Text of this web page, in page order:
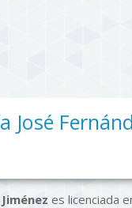
José
es licenciada